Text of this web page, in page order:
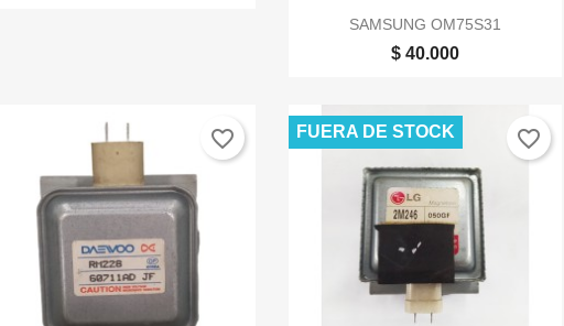
Vista rápida
SAMSUNG OM75S31
$ 40.000
favorite_border FUERA DE STOCK favorite_border